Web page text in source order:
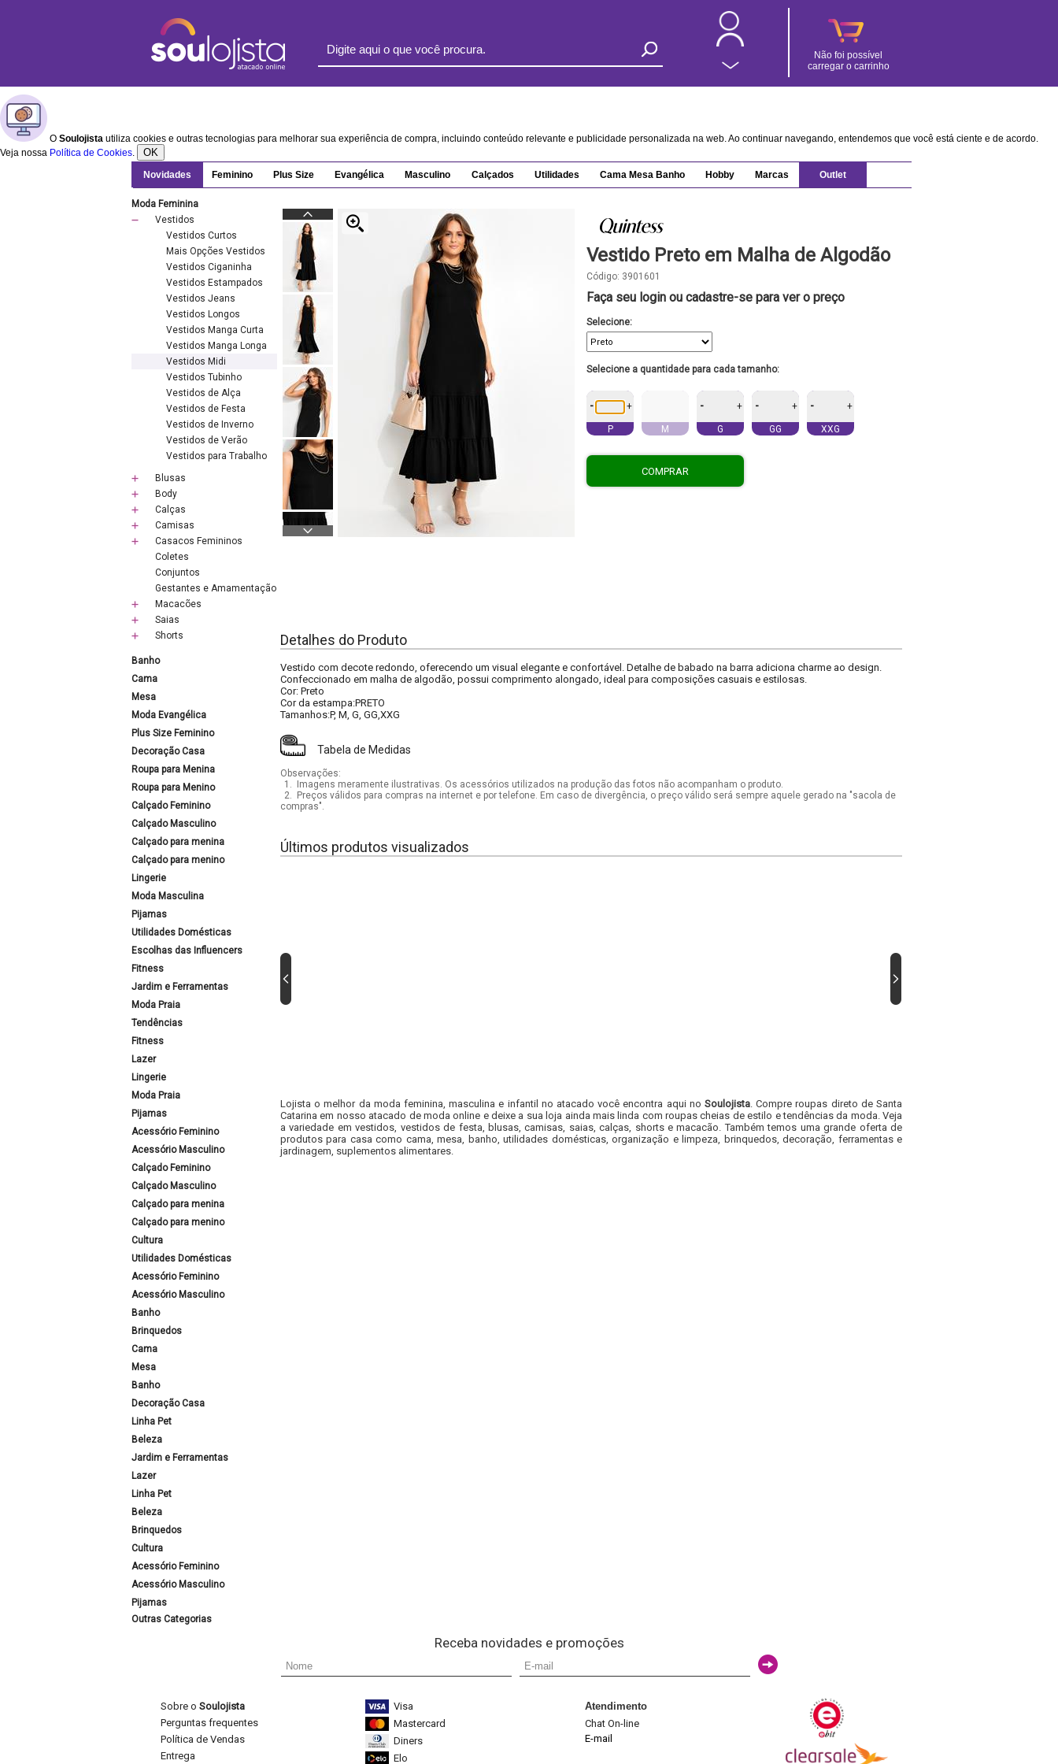
Não foi possível
carregar o carrinho
O Soulojista utiliza cookies e outras tecnologias para melhorar sua experiência de compra, incluindo conteúdo relevante e publicidade personalizada na web. Ao continuar navegando, entendemos que você está ciente e de acordo.
Veja nossa Política de Cookies. OK
Novidades Feminino Plus Size Evangélica Masculino Calçados Utilidades Cama Mesa Banho Hobby Marcas Outlet
Moda Feminina
Vestidos
Vestidos Curtos
Mais Opções Vestidos
Vestidos Ciganinha
Vestidos Estampados
Vestidos Jeans
Vestidos Longos
Vestidos Manga Curta
Vestidos Manga Longa
Vestidos Midi
Vestidos Tubinho
Vestidos de Alça
Vestidos de Festa
Vestidos de Inverno
Vestidos de Verão
Vestidos para Trabalho
Blusas
Body
Calças
Camisas
Casacos Femininos
Coletes
Conjuntos
Gestantes e Amamentação
Macacões
Saias
Shorts
Banho
Cama
Mesa
Moda Evangélica
Plus Size Feminino
Decoração Casa
Roupa para Menina
Roupa para Menino
Calçado Feminino
Calçado Masculino
Calçado para menina
Calçado para menino
Lingerie
Moda Masculina
Pijamas
Utilidades Domésticas
Escolhas das Influencers
Fitness
Jardim e Ferramentas
Moda Praia
Tendências
Fitness
Lazer
Lingerie
Moda Praia
Pijamas
Acessório Feminino
Acessório Masculino
Calçado Feminino
Calçado Masculino
Calçado para menina
Calçado para menino
Cultura
Utilidades Domésticas
Acessório Feminino
Acessório Masculino
Banho
Brinquedos
Cama
Mesa
Banho
Decoração Casa
Linha Pet
Beleza
Jardim e Ferramentas
Lazer
Linha Pet
Beleza
Brinquedos
Cultura
Acessório Feminino
Acessório Masculino
Pijamas
Outras Categorias
Vestido Preto em Malha de Algodão
Código: 3901601
Faça seu login ou cadastre-se para ver o preço
Selecione:
Selecione a quantidade para cada tamanho:
- +
P M
- +
G
- +
GG
- +
XXG
COMPRAR
Detalhes do Produto
Vestido com decote redondo, oferecendo um visual elegante e confortável. Detalhe de babado na barra adiciona charme ao design.
Confeccionado em malha de algodão, possui comprimento alongado, ideal para composições casuais e estilosas.
Cor: Preto
Cor da estampa:PRETO
Tamanhos:P, M, G, GG,XXG
Tabela de Medidas
Observações:
1.
Imagens meramente ilustrativas. Os acessórios utilizados na produção das fotos não acompanham o produto.
2.
Preços válidos para compras na internet e por telefone. Em caso de divergência, o preço válido será sempre aquele gerado na "sacola de
compras".
Últimos produtos visualizados
Lojista o melhor da moda feminina, masculina e infantil no atacado você encontra aqui no Soulojista. Compre roupas direto de Santa
Catarina em nosso atacado de moda online e deixe a sua loja ainda mais linda com roupas cheias de estilo e tendências da moda. Veja
a variedade em vestidos, vestidos de festa, blusas, camisas, saias, calças, shorts e macacão. Também temos uma grande oferta de
produtos para casa como cama, mesa, banho, utilidades domésticas, organização e limpeza, brinquedos, decoração, ferramentas e
jardinagem, suplementos alimentares.
Receba novidades e promoções
Sobre o Soulojista
Perguntas frequentes
Política de Vendas
Entrega
Visa
Mastercard
Diners
Elo
Atendimento
Chat On-line
E-mail